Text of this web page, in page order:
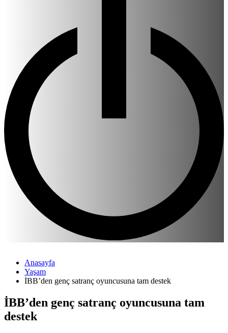
Anasayfa
Yaşam
İBB’den genç satranç oyuncusuna tam destek
İBB’den genç satranç oyuncusuna tam
destek